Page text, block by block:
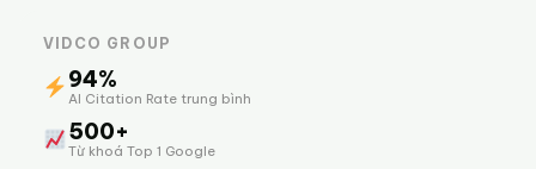
VIDCO GROUP
94%
AI Citation Rate trung bình
500+
Từ khoá Top 1 Google